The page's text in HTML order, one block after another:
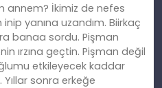
annem? İkimiz de nefes
yanına uzandım. Biirkaç
banaa sordu. Pişman
ırzına geçtin. Pişman değil
etkileyecek kaddar
sonra erkeğe